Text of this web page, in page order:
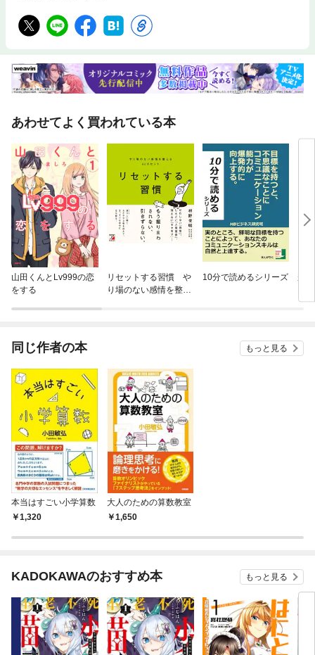
あわせてよく買われている本
山田くんとLv999の恋
をする
リセットする習慣 や
り場のない感情を整え
10分で読めるシリーズ が
同じ作者の本 もっと見る
本当はすごい小学算数
1,320
大人のための算数教室
1,650
KADOKAWAのおすすめ本 もっと見る